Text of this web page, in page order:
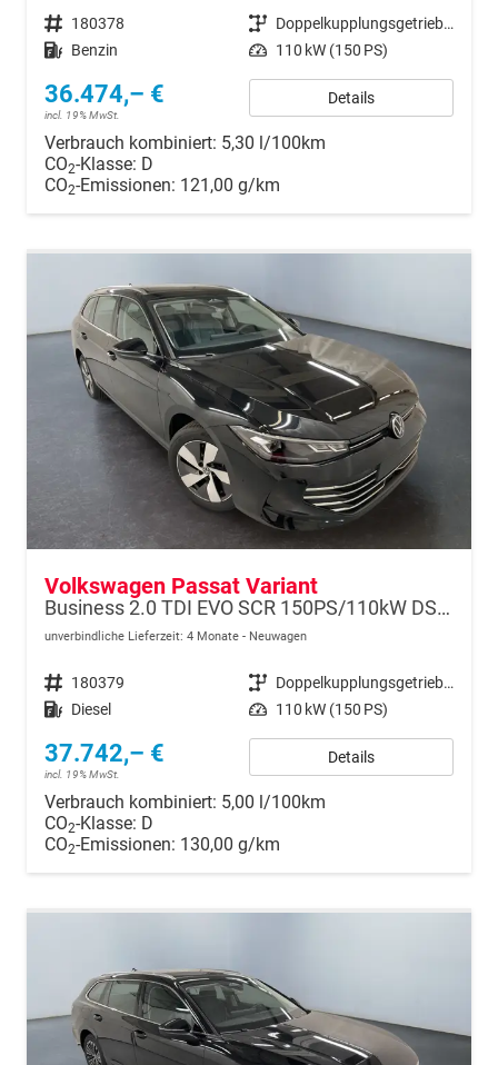
Fahrzeugnr. 180378 Getriebe
Doppelkupplungsgetriebe (DSG)
Kraftstoff Benzin Leistung 110 kW (150 PS)
36.474,– €
incl. 19% MwSt.
Details
Verbrauch kombiniert: 5,30 l/100km
CO2-Klasse: D
CO2-Emissionen: 121,00 g/km
Volkswagen Passat Variant
Business 2.0 TDI EVO SCR 150PS/110kW DSG7 2026
unverbindliche Lieferzeit: 4 Monate Neuwagen
Fahrzeugnr. 180379 Getriebe
Doppelkupplungsgetriebe (DSG)
Kraftstoff Diesel Leistung 110 kW (150 PS)
37.742,– €
incl. 19% MwSt.
Details
Verbrauch kombiniert: 5,00 l/100km
CO2-Klasse: D
CO2-Emissionen: 130,00 g/km